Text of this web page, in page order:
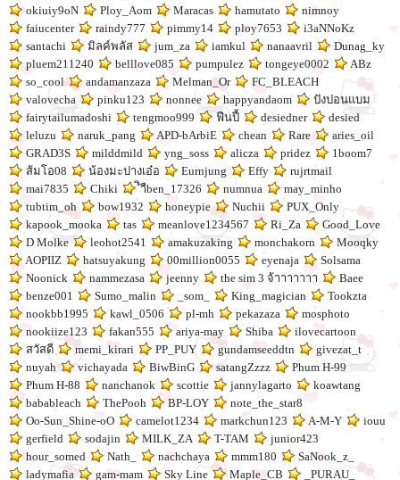
okiuiy9oN
Ploy_Aom Maracas hamutato
nimnoy
faiucenter
raindy777 pimmy14 ploy7653
i3aNNoKz
santachi
มิลค์พลัส jum_za iamkul nanaavril
Dunag_ky
pluem211240
belllove085 pumpulez tongeye0002
ABz
so_cool
andamanzaza Melman_Or
FC_BLEACH
valovecha
pinku123 nonnee happyandaom
ปังปอนแบม
fairytailumadoshi
tengmoo999 ฟีนปี้ desiedner
desied
leluzu
naruk_pang APD-bArbiE chean Rare
aries_oil
GRAD3S
milddmild yng_soss alicza pridez
1boom7
ส้มโอ08
น้องมะปางเอ๋อ Eurnjung Effy
rujrtmail
mai7835
Chiki ิำืben_17326 numnua
may_minho
tubtim_oh
bow1932 honeypie Nuchii
PUX_Only
kapook_mooka
tas meanlove1234567 Ri_Za
Good_Love
D Molke
leohot2541 amakuzaking monchakorn
Mooqky
AOPIIZ
hatsuyakung 00million0055 eyenaja
Solsama
Noonick
nammezasa jeenny the sim 3 จ้าาาาาาา
Baee
benze001
Sumo_malin _som_ King_magician
Tookzta
nookbb1995
kawl_0506 pl-mh pekazaza
mosphoto
nookiize123
fakan555 ariya-may Shiba
ilovecartoon
สวัสดี
memi_kirari PP_PUY gundamseeddtn
givezat_t
nuyah
vichayada BiwBinG satangZzzz
Phum H-99
Phum H-88
nanchanok scottie jannylagarto
koawtang
babableach
ThePooh BP-LOY
note_the_star8
Oo-Sun_Shine-oO
camelot1234 markchun123 A-M-Y
iouu
gerfield
sodajin MILK_ZA T-TAM
junior423
hour_somed
Nath_ nachchaya mmm180
SaNook_z_
ladymafia
gam-mam Sky Line Maple_CB
_PURAU_